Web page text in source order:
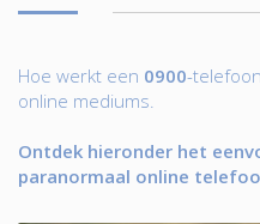
Hoe werkt een 0900-
online mediums.
Ontdek hieronder het
paranormaal online